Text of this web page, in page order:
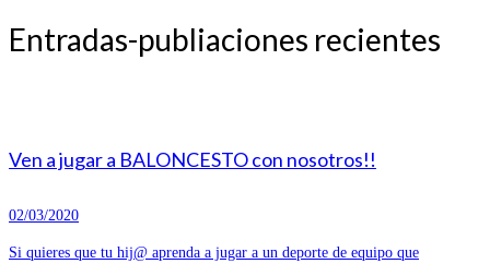
Entradas-publiaciones recientes
Ven a jugar a BALONCESTO con nosotros!!
02/03/2020
Si quieres que tu hij@ aprenda a jugar a un deporte de equipo que